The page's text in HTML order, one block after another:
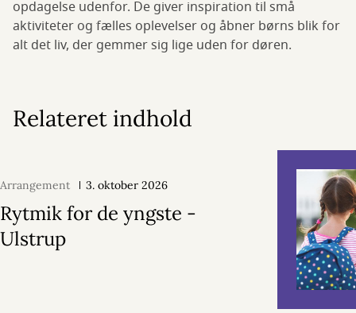
opdagelse udenfor. De giver inspiration til små
aktiviteter og fælles oplevelser og åbner børns blik for
alt det liv, der gemmer sig lige uden for døren.
Relateret indhold
Arrangement 3. oktober 2026
Rytmik for de yngste -
Ulstrup